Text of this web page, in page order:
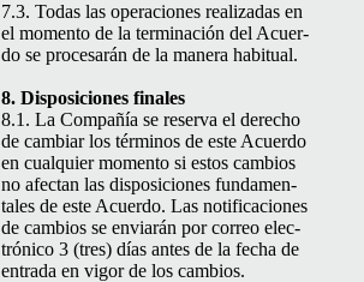
7.3. Todas las opera­ciones real­izadas en
el momen­to de la ter­mi­nación del Acuer­
do se proce­sarán de la man­era habitual.
8. Dis­posi­ciones finales
8.1. La Com­pañía se reser­va el dere­cho
de cam­biar los tér­mi­nos de este Acuer­do
en cualquier momen­to si estos cam­bios
no afectan las dis­posi­ciones fun­da­men­
tales de este Acuer­do. Las noti­fi­ca­ciones
de cam­bios se enviarán por correo elec­
tróni­co 3 (tres) días antes de la fecha de
entra­da en vig­or de los cambios.